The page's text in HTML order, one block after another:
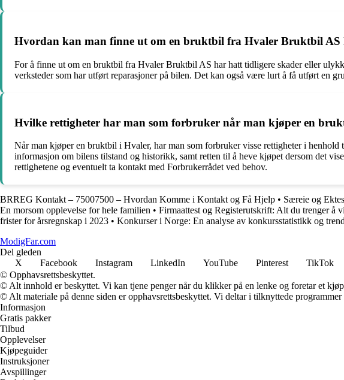
Hvordan kan man finne ut om en bruktbil fra Hvaler Bruktbil AS
For å finne ut om en bruktbil fra Hvaler Bruktbil AS har hatt tidligere skader eller
verksteder som har utført reparasjoner på bilen. Det kan også være lurt å få utført en
Hvilke rettigheter har man som forbruker når man kjøper en
Når man kjøper en bruktbil i Hvaler, har man som forbruker visse rettigheter i
informasjon om bilens tilstand og historikk, samt retten til å heve kjøpet dersom det
rettighetene og eventuelt ta kontakt med Forbrukerrådet ved behov.
BRREG Kontakt – 75007500 – Hvordan Komme i Kontakt og Få Hjelp • Særeie og
En morsom opplevelse for hele familien • Firmaattest og Registerutskrift: Alt du trenger å
frister for årsregnskap i 2023 • Konkurser i Norge: En analyse av konkursstatistikk og
ModigFar.com
Del gleden
X
Facebook Instagram LinkedIn YouTube Pinterest TikTok
© Opphavsrettsbeskyttet.
© Alt innhold er beskyttet. Vi kan tjene penger når du klikker på en lenke og foretar et kjøp
© Alt materiale på denne siden er opphavsrettsbeskyttet. Vi deltar i tilknyttede
Informasjon
Gratis pakker
Tilbud
Opplevelser
Kjøpeguider
Instruksjoner
Avspillinger